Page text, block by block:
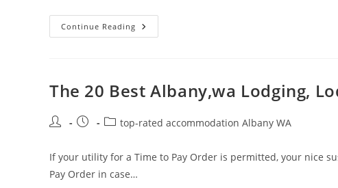
Continue Reading Albany
Harbourside
The 20 Best Albany,wa Lodging,
Post
Post
Posttop-rated accommodation Albany WA
If your utility for a Time to Pay Order is permitted, your nice
Pay Order in case…